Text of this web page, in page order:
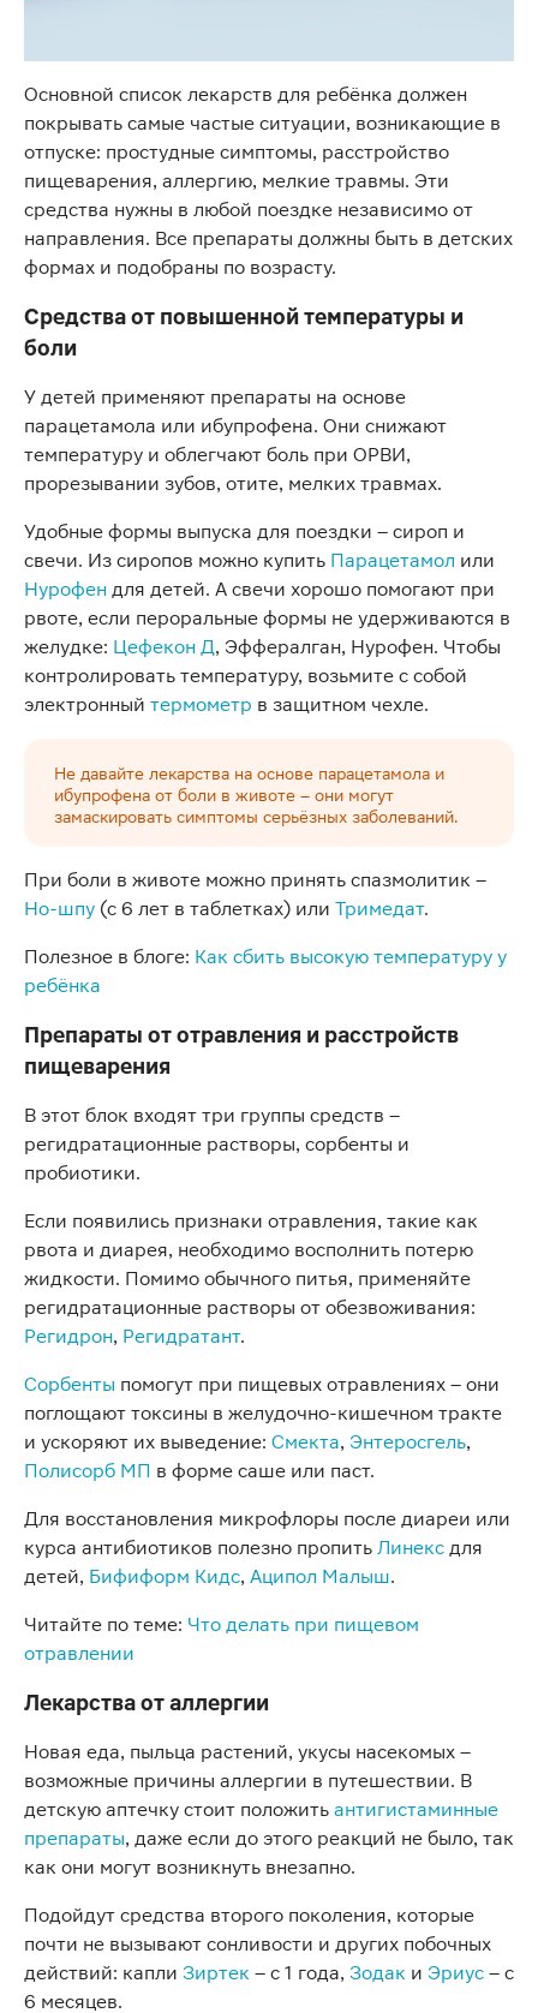
Основной список лекарств для ребёнка должен
покрывать самые частые ситуации, возникающие в
отпуске: простудные симптомы, расстройство
пищеварения, аллергию, мелкие травмы. Эти
средства нужны в любой поездке независимо от
направления. Все препараты должны быть в детских
формах и подобраны по возрасту.
Средства от повышенной температуры и
боли
У детей применяют препараты на основе
парацетамола или ибупрофена. Они снижают
температуру и облегчают боль при ОРВИ,
прорезывании зубов, отите, мелких травмах.
Удобные формы выпуска для поездки – сироп и
свечи. Из сиропов можно купить Парацетамол или
Нурофен для детей. А свечи хорошо помогают при
рвоте, если пероральные формы не удерживаются в
желудке: Цефекон Д, Эффералган, Нурофен. Чтобы
контролировать температуру, возьмите с собой
электронный термометр в защитном чехле.
Не давайте лекарства на основе парацетамола и
ибупрофена от боли в животе – они могут
замаскировать симптомы серьёзных заболеваний.
При боли в животе можно принять спазмолитик –
Но-шпу (с 6 лет в таблетках) или Тримедат.
Полезное в блоге: Как сбить высокую температуру у
ребёнка
Препараты от отравления и расстройств
пищеварения
В этот блок входят три группы средств –
регидратационные растворы, сорбенты и
пробиотики.
Если появились признаки отравления, такие как
рвота и диарея, необходимо восполнить потерю
жидкости. Помимо обычного питья, применяйте
регидратационные растворы от обезвоживания:
Регидрон, Регидратант.
Сорбенты помогут при пищевых отравлениях – они
поглощают токсины в желудочно-кишечном тракте
и ускоряют их выведение: Смекта, Энтеросгель,
Полисорб МП в форме саше или паст.
Для восстановления микрофлоры после диареи или
курса антибиотиков полезно пропить Линекс для
детей, Бифиформ Кидс, Аципол Малыш.
Читайте по теме: Что делать при пищевом
отравлении
Лекарства от аллергии
Новая еда, пыльца растений, укусы насекомых –
возможные причины аллергии в путешествии. В
детскую аптечку стоит положить антигистаминные
препараты, даже если до этого реакций не было, так
как они могут возникнуть внезапно.
Подойдут средства второго поколения, которые
почти не вызывают сонливости и других побочных
действий: капли Зиртек – с 1 года, Зодак и Эриус – с
6 месяцев.